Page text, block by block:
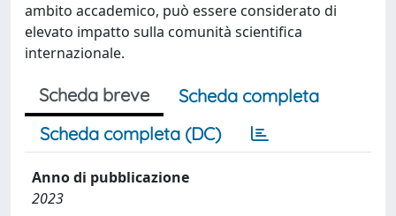
ambito accademico, può essere considerato di
elevato impatto sulla comunità scientifica
internazionale.
Scheda breve
Scheda completa
Scheda completa (DC)
Anno di pubblicazione
2023